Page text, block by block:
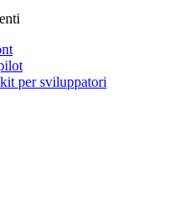
per sviluppatori